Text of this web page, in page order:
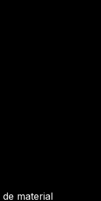
de material